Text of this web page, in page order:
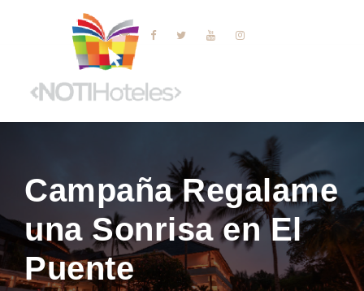
Campaña Regalame
una Sonrisa en El
Puente